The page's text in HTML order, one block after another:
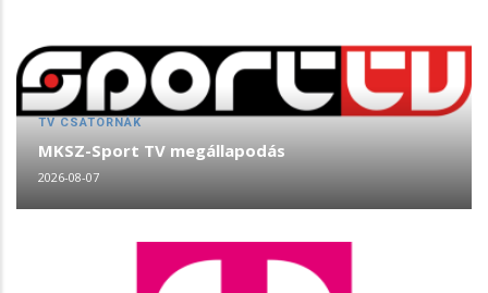
TV CSATORNÁK
MKSZ-Sport TV megállapodás
2026-08-07